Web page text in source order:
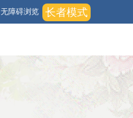
长者模式
无障碍浏览